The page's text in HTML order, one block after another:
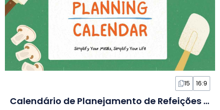
15 16:9
Calendário de Planejamento de Refeições Fofo em Slides